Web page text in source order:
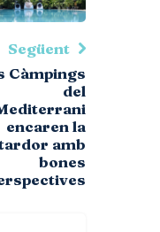
Següent
Càmpings
del
encaren la
amb
bones